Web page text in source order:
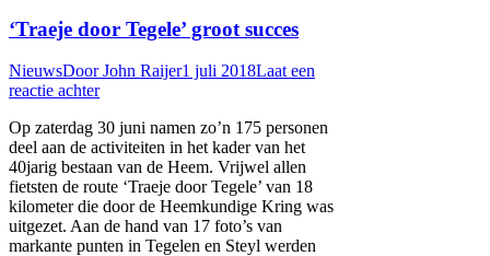
‘Traeje door Tegele’ groot succes
NieuwsDoorJohn Raijer1 juli 2018Laat een
reactie achter
Op zaterdag 30 juni namen zo’n 175 personen
deel aan de activiteiten in het kader van het
40jarig bestaan van de Heem. Vrijwel allen
fietsten de route ‘Traeje door Tegele’ van 18
kilometer die door de Heemkundige Kring was
uitgezet. Aan de hand van 17 foto’s van
markante punten in Tegelen en Steyl werden